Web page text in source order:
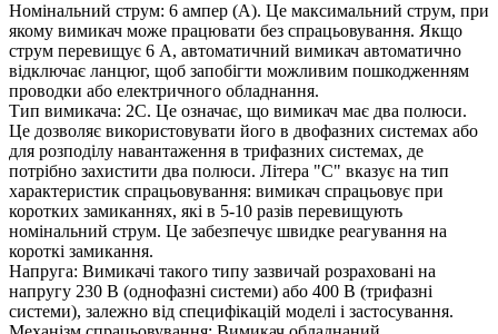
Номінальний струм: 6 ампер (А). Це максимальний струм, при
якому вимикач може працювати без спрацьовування. Якщо
струм перевищує 6 А, автоматичний вимикач автоматично
відключає ланцюг, щоб запобігти можливим пошкодженням
проводки або електричного обладнання.
Тип вимикача: 2C. Це означає, що вимикач має два полюси.
Це дозволяє використовувати його в двофазних системах або
для розподілу навантаження в трифазних системах, де
потрібно захистити два полюси. Літера "C" вказує на тип
характеристик спрацьовування: вимикач спрацьовує при
коротких замиканнях, які в 5-10 разів перевищують
номінальний струм. Це забезпечує швидке реагування на
короткі замикання.
Напруга: Вимикачі такого типу зазвичай розраховані на
напругу 230 В (однофазні системи) або 400 В (трифазні
системи), залежно від специфікацій моделі і застосування.